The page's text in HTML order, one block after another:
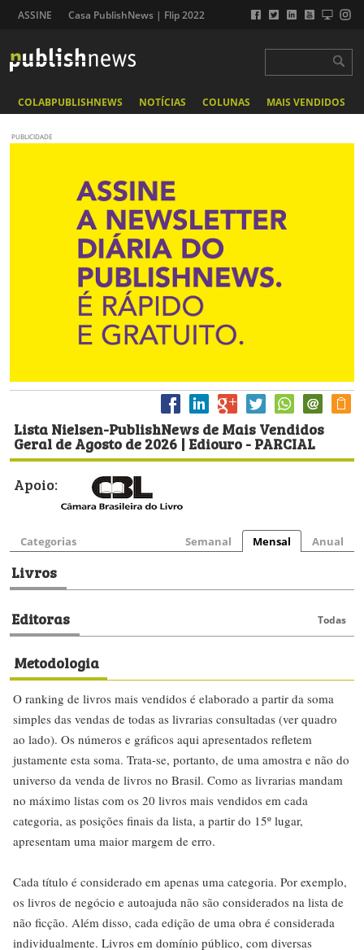
ASSINE Casa PublishNews | Flip 2022
COLABPUBLISHNEWS NOTÍCIAS COLUNAS MAIS VENDIDOS
PUBLICIDADE
Lista Nielsen-PublishNews de Mais Vendidos
Geral de Agosto de 2026 | Ediouro - PARCIAL
Apoio:
Categorias Semanal Mensal Anual
Livros
Editoras Todas
Metodologia
O ranking de livros mais vendidos é elaborado a partir da soma
simples das vendas de todas as livrarias consultadas (ver quadro
ao lado). Os números e gráficos aqui apresentados refletem
justamente esta soma. Trata-se, portanto, de uma amostra e não do
universo da venda de livros no Brasil. Como as livrarias mandam
no máximo listas com os 20 livros mais vendidos em cada
categoria, as posições finais da lista, a partir do 15º lugar,
apresentam uma maior margem de erro.
Cada título é considerado em apenas uma categoria. Por exemplo,
os livros de negócio e autoajuda não são considerados na lista de
não ficção. Além disso, cada edição de uma obra é considerada
individualmente. Livros em domínio público, com diversas